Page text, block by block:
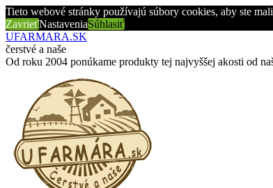
Tieto webové stránky používajú súbory cookies, aby ste
ZavrieťNastaveniaSúhlasiť
UFARMARA.SK
čerstvé a naše
Od roku 2004 ponúkame produkty tej najvyššej akosti od